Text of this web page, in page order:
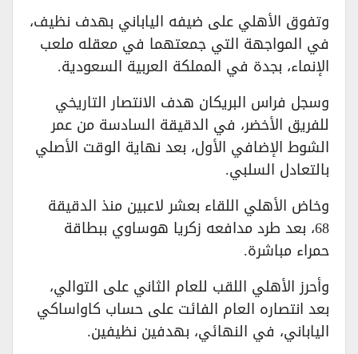
وتفوق الأهلي على ضيفه الياباني بهدف نظيف،
في المواجهة التي جمعتهما في معقله ملعب
الإنماء، بجدة في المملكة العربية السعودية.
وسجل فراس البريكان هدف الانتصار التاريخي
للفريق الأخضر، في الدقيقة السادسة من عمر
الشوط الإضافي الأول، بعد نهاية الوقت الأصلي
بالتعادل السلبي.
وخاض الأهلي اللقاء بعشر لاعبين منذ الدقيقة
68، بعد طرد مدافعه زكريا هوساوي ببطاقة
حمراء مباشرة.
وأحرز الأهلي اللقب للعام الثاني على التوالي،
بعد انتصاره العام الفائت على حساب كاواساكي
الياباني، في النهائي، بهدفين نظيفين.